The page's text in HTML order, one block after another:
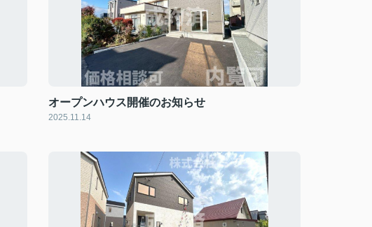
オープンハウス開催のお知らせ
2025.11.14